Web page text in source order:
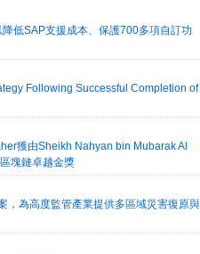
低SAP支援成本、保護700多項自訂功
Following Successful Completion of
獲由Sheikh Nahyan bin Mubarak Al
塊鏈卓越金獎
，為高度監管產業提供多區域災害復原與